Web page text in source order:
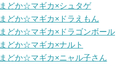
まどか☆マギカ×シュタゲ
まどか☆マギカ×ドラえもん
まどか☆マギカ×ドラゴンボール
まどか☆マギカ×ナルト
まどか☆マギカ×ニャル子さん